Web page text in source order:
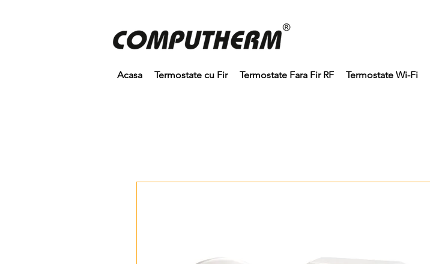
Acasa Termostate cu Fir Termostate Fara Fir RF Termostate Wi-Fi